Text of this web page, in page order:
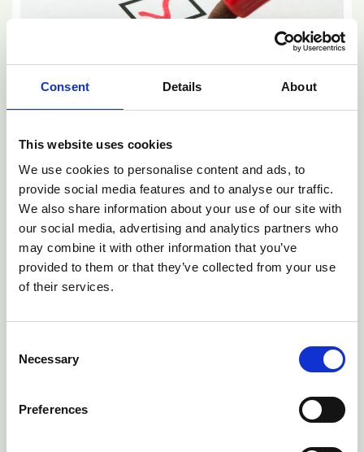
Consent Details About
This website uses cookies
We use cookies to personalise content and ads, to
provide social media features and to analyse our traffic.
We also share information about your use of our site with
our social media, advertising and analytics partners who
may combine it with other information that you’ve
provided to them or that they’ve collected from your use
of their services.
Selection
Necessary
Preferences